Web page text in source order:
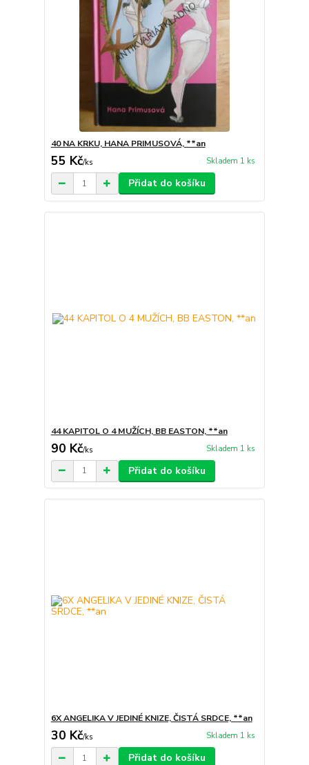
40 NA KRKU, HANA PRIMUSOVÁ, **an
55 Kč/ks Skladem 1 ks
Přidat do košíku
44 KAPITOL O 4 MUŽÍCH, BB EASTON, **an
90 Kč/ks Skladem 1 ks
Přidat do košíku
6X ANGELIKA V JEDINÉ KNIZE, ČISTÁ SRDCE, **an
30 Kč/ks Skladem 1 ks
Přidat do košíku